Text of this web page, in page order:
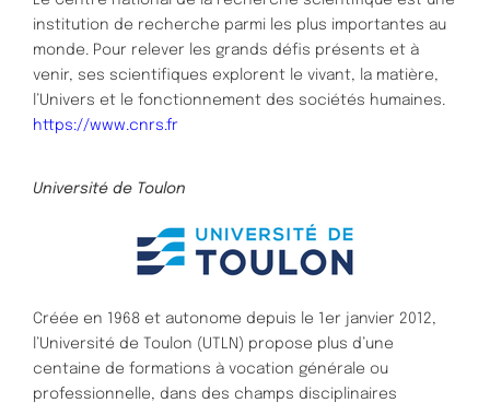
institution de recherche parmi les plus importantes au
monde. Pour relever les grands défis présents et à
venir, ses scientifiques explorent le vivant, la matière,
l’Univers et le fonctionnement des sociétés humaines.
https://www.cnrs.fr
Université de Toulon
Créée en 1968 et autonome depuis le 1er janvier 2012,
l’Université de Toulon (UTLN) propose plus d’une
centaine de formations à vocation générale ou
professionnelle, dans des champs disciplinaires